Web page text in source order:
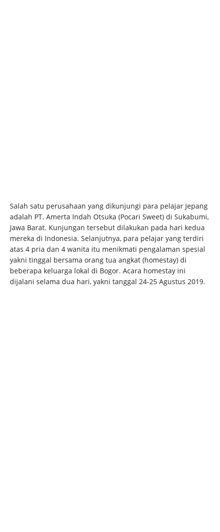
Salah satu perusahaan yang dikunjungi para pelajar Jepang
adalah PT. Amerta Indah Otsuka (Pocari Sweet) di Sukabumi,
Jawa Barat. Kunjungan tersebut dilakukan pada hari kedua
mereka di Indonesia. Selanjutnya, para pelajar yang terdiri
atas 4 pria dan 4 wanita itu menikmati pengalaman spesial
yakni tinggal bersama orang tua angkat (homestay) di
beberapa keluarga lokal di Bogor. Acara homestay ini
dijalani selama dua hari, yakni tanggal 24-25 Agustus 2019.